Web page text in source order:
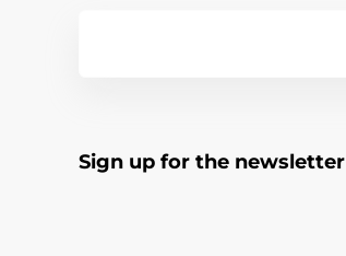
Sign up for the newsletter